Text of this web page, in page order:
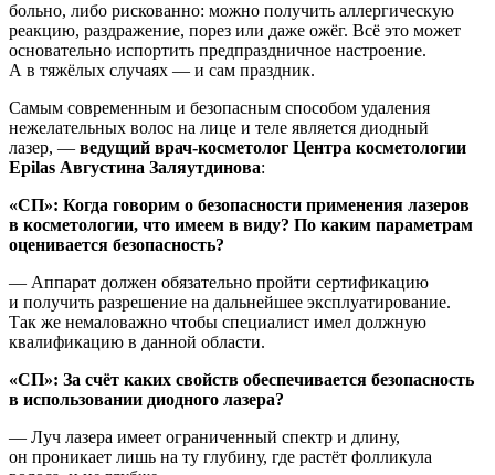
больно, либо рискованно: можно получить аллергическую
реакцию, раздражение, порез или даже ожёг. Всё это может
основательно испортить предпраздничное настроение.
А в тяжёлых случаях — и сам праздник.
Самым современным и безопасным способом удаления
нежелательных волос на лице и теле является диодный
лазер, — ведущий врач-косметолог Центра косметологии
Epilas Августина Заляутдинова:
«СП»: Когда говорим о безопасности применения лазеров
в косметологии, что имеем в виду? По каким параметрам
оценивается безопасность?
— Аппарат должен обязательно пройти сертификацию
и получить разрешение на дальнейшее эксплуатирование.
Так же немаловажно чтобы специалист имел должную
квалификацию в данной области.
«СП»: За счёт каких свойств обеспечивается безопасность
в использовании диодного лазера?
— Луч лазера имеет ограниченный спектр и длину,
он проникает лишь на ту глубину, где растёт фолликула